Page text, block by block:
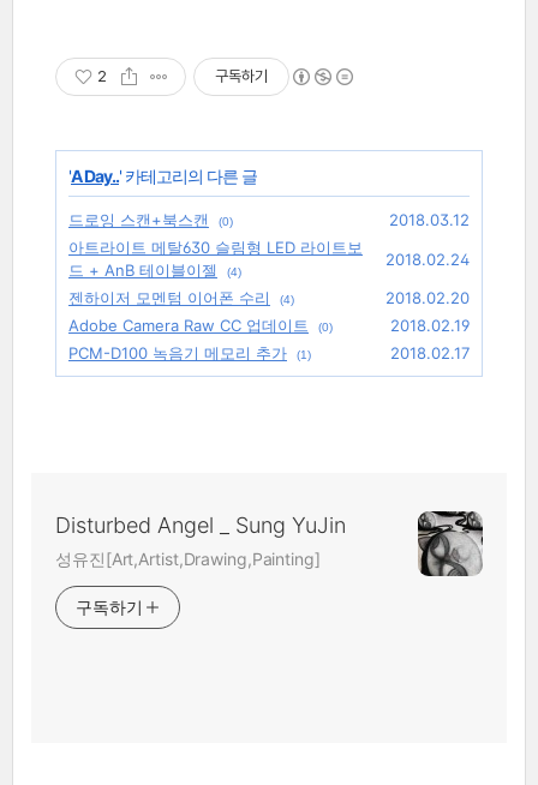
2 구독하기
'A Day..' 카테고리의 다른 글
드로잉 스캔+북스캔 (0)
2018.03.12
아트라이트 메탈630 슬림형 LED 라이트보
드 + AnB 테이블이젤
(4)
2018.02.24
젠하이저 모멘텀 이어폰 수리
(4)
2018.02.20
Adobe Camera Raw CC 업데이트
(0)
2018.02.19
PCM-D100 녹음기 메모리 추가
(1) 2018.02.17
Disturbed Angel _ Sung YuJin
성유진[Art,Artist,Drawing,Painting]
구독하기